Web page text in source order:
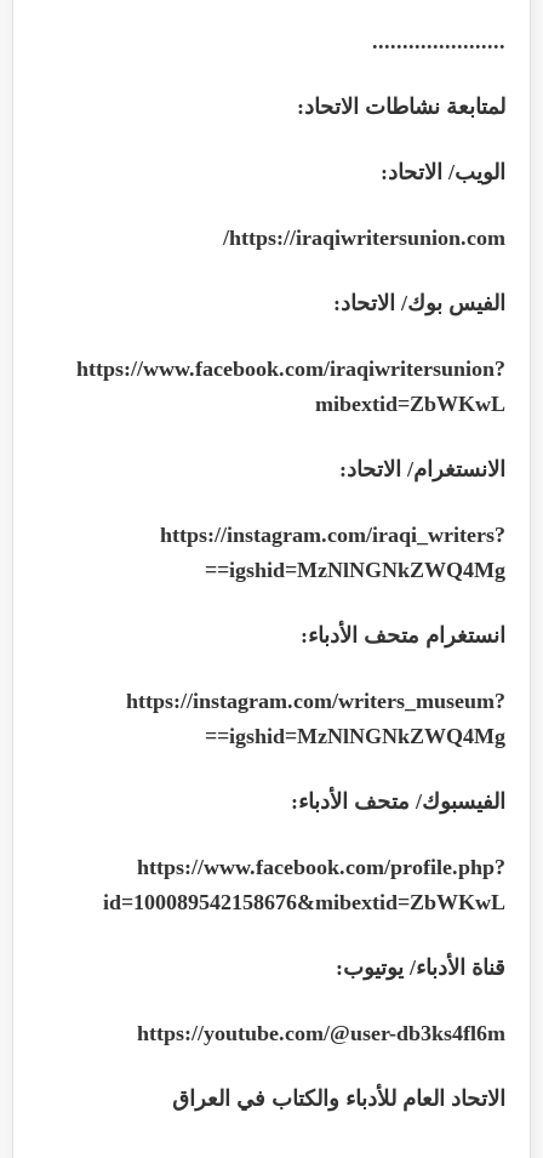
......................
لمتابعة نشاطات الاتحاد:
الويب/ الاتحاد:
https://iraqiwritersunion.com
/
الفيس بوك/ الاتحاد:
https://www.facebook.com/iraqiwritersunion?
mibextid=ZbWKwL
الانستغرام/ الاتحاد:
https://instagram.com/iraqi_writers?
igshid=MzNlNGNkZWQ4Mg
==
انستغرام متحف الأدباء:
https://instagram.com/writers_museum?
igshid=MzNlNGNkZWQ4Mg
==
الفيسبوك/ متحف الأدباء:
https://www.facebook.com/profile.php?
id=100089542158676&mibextid=ZbWKwL
قناة الأدباء/ يوتيوب:
https://youtube.com/@user-db3ks4fl6m
الاتحاد العام للأدباء والكتاب في العراق